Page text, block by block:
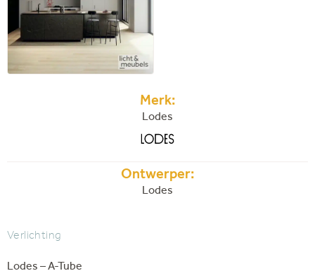
Merk:
Lodes
Ontwerper:
Lodes
Verlichting
Lodes – A-Tube